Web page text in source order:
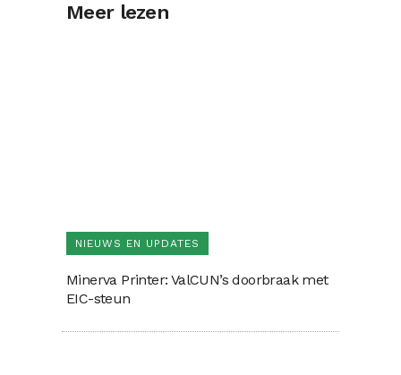
Meer lezen
NIEUWS EN UPDATES
Minerva Printer: ValCUN’s doorbraak met
EIC-steun